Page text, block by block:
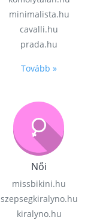
minimalista.hu
cavalli.hu
prada.hu
Tovább »
Női
missbikini.hu
szepsegkiralyno.hu
kiralyno.hu